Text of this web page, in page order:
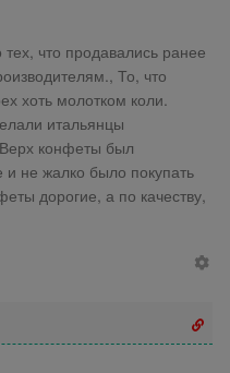
что продавались ранее
То, что
хоть молотком коли.
итальянцы
конфеты был
не жалко было покупать
дорогие, а по качеству,